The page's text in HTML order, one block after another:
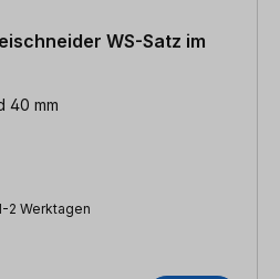
WS-Satz im
40 mm
2 Werktagen